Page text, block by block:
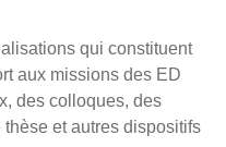
qui constituent
aux missions des ED
des colloques, des
thèse et autres dispositifs